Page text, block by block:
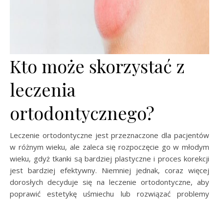
Kto może skorzystać z
leczenia
ortodontycznego?
Leczenie ortodontyczne jest przeznaczone dla pacjentów
w różnym wieku, ale zaleca się rozpoczęcie go w młodym
wieku, gdyż tkanki są bardziej plastyczne i proces korekcji
jest bardziej efektywny. Niemniej jednak, coraz więcej
dorosłych decyduje się na leczenie ortodontyczne, aby
poprawić estetykę uśmiechu lub rozwiązać problemy